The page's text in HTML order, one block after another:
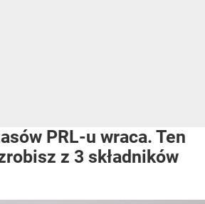
PRL-u wraca. Ten
z 3 składników